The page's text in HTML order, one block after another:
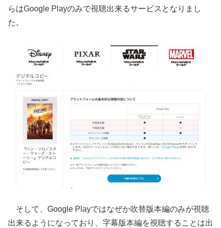
らはGoogle Playのみで視聴出来るサービスとなりまし
た。
そして、Google Playではなぜか吹替版本編のみが視聴
出来るようになっており、字幕版本編を視聴することは出